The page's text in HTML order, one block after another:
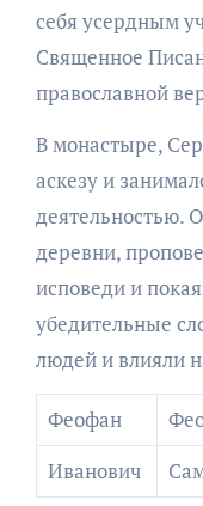
себя усердным
Священное
православной
В монастыре,
аскезу и
деятельностью.
деревни,
исповеди и
убедительные
людей и влияли
Феофан
Иванович